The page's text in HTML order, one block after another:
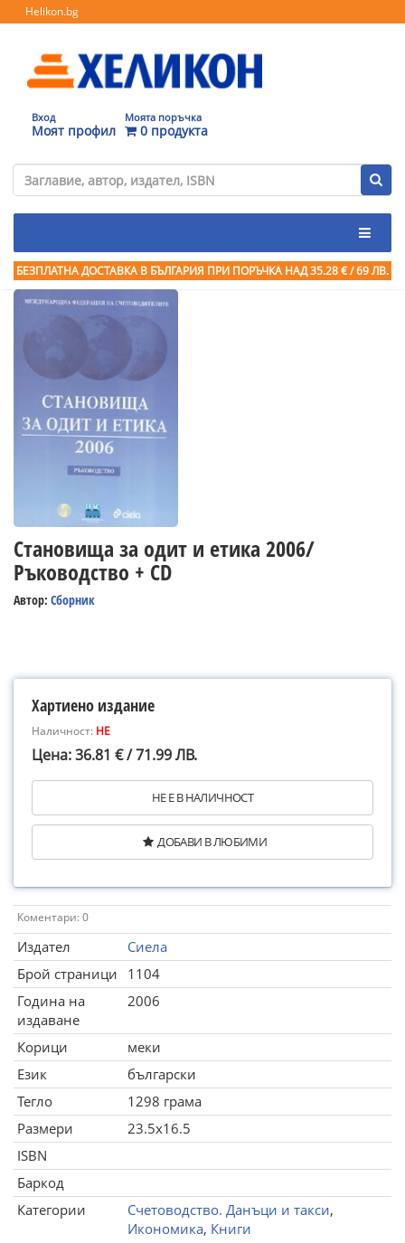
Helikon.bg
Вход
Моят профил
Моята поръчка
0 продукта
БЕЗПЛАТНА ДОСТАВКА В БЪЛГАРИЯ ПРИ ПОРЪЧКА НАД 35.28 € / 69 ЛВ.
Становища за одит и етика 2006/
Ръководство + CD
Автор: Сборник
Хартиено издание
Наличност: НЕ
Цена: 36.81 € / 71.99 ЛВ.
НЕ Е В НАЛИЧНОСТ
ДОБАВИ В ЛЮБИМИ
Коментари: 0
Издател
Сиела
Брой страници
1104
Година на
издаване
2006
Корици
меки
Език
български
Тегло
1298 грама
Размери
23.5x16.5
ISBN
Баркод
Категории
Счетоводство. Данъци и такси,
Икономика, Книги